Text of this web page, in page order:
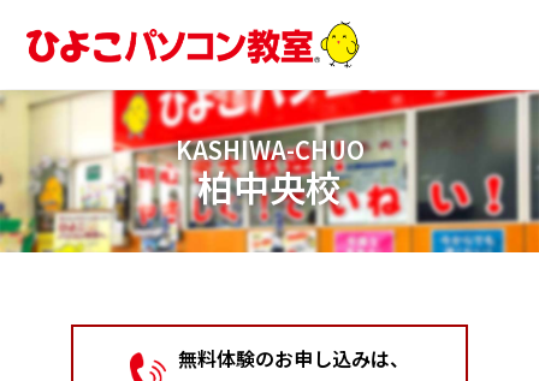
ス
プ
KASHIWA-CHUO
柏中央校
無料体験のお申し込みは、